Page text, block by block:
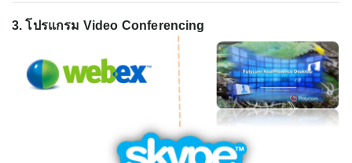
3. โปรแกรม Video Conferencing